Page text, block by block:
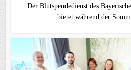
Der Blutspendedienst des
bietet während der